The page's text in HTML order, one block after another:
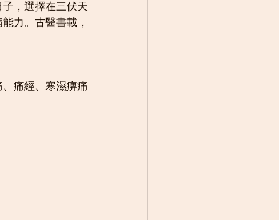
，選擇在三伏天
力。古醫書載，
痛經、寒濕痹痛